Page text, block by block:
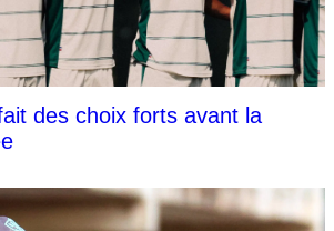
des choix forts avant la